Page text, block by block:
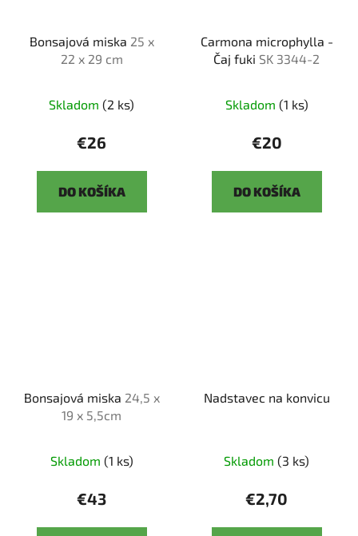
Bonsajová miska 25 x
22 x 29 cm
Skladom (2 ks)
€26
DO KOŠÍKA
Carmona microphylla -
Čaj fuki SK 3344-2
Skladom (1 ks)
€20
DO KOŠÍKA
Bonsajová miska 24,5 x
19 x 5,5cm
Skladom (1 ks)
€43
Nadstavec na konvicu
Skladom (3 ks)
€2,70